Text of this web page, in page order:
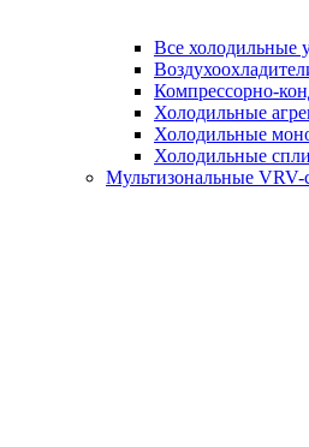
Все холодильные
Компрессорно-
Холодильные
Холодильные
Холодильные
Мультизональные VRV-